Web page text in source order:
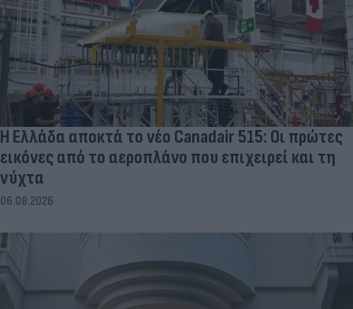
Η Ελλάδα αποκτά το νέο Canadair 515: Οι πρώτες
εικόνες από το αεροπλάνο που επιχειρεί και τη
νύχτα
06.08.2026